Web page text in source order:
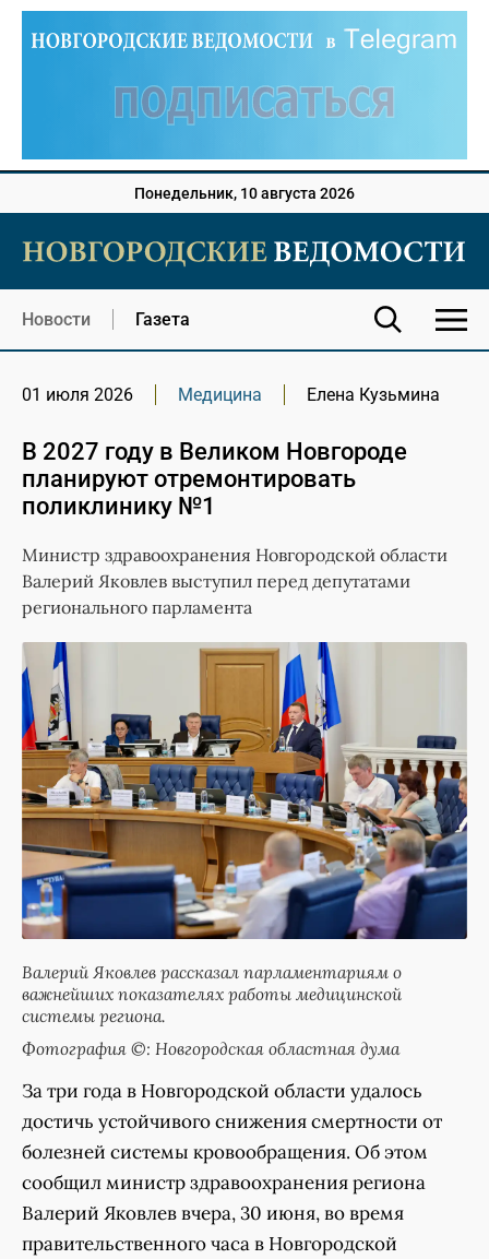
Понедельник, 10 августа 2026
Новости Газета
01 июля 2026 Медицина Елена Кузьмина
В 2027 году в Великом Новгороде
планируют отремонтировать
поликлинику №1
Министр здравоохранения Новгородской области
Валерий Яковлев выступил перед депутатами
регионального парламента
Валерий Яковлев рассказал парламентариям о
важнейших показателях работы медицинской
системы региона.
Фотография ©: Новгородская областная дума
За три года в Новгородской области удалось
достичь устойчивого снижения смертности от
болезней системы кровообращения. Об этом
сообщил министр здравоохранения региона
Валерий Яковлев вчера, 30 июня, во время
правительственного часа в Новгородской